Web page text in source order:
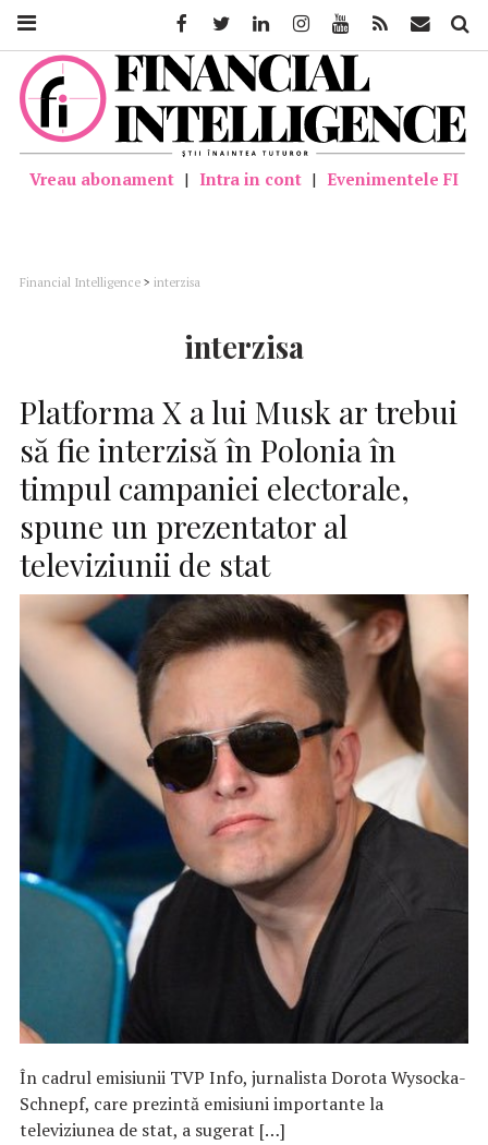
Vreau abonament | Intra in cont | Evenimentele FI
Financial Intelligence > interzisa
interzisa
Platforma X a lui Musk ar trebui
să fie interzisă în Polonia în
timpul campaniei electorale,
spune un prezentator al
televiziunii de stat
În cadrul emisiunii TVP Info, jurnalista Dorota Wysocka-
Schnepf, care prezintă emisiuni importante la
televiziunea de stat, a sugerat […]
FacebookTwitter LinkedinInstagramYoutube Feed Mail